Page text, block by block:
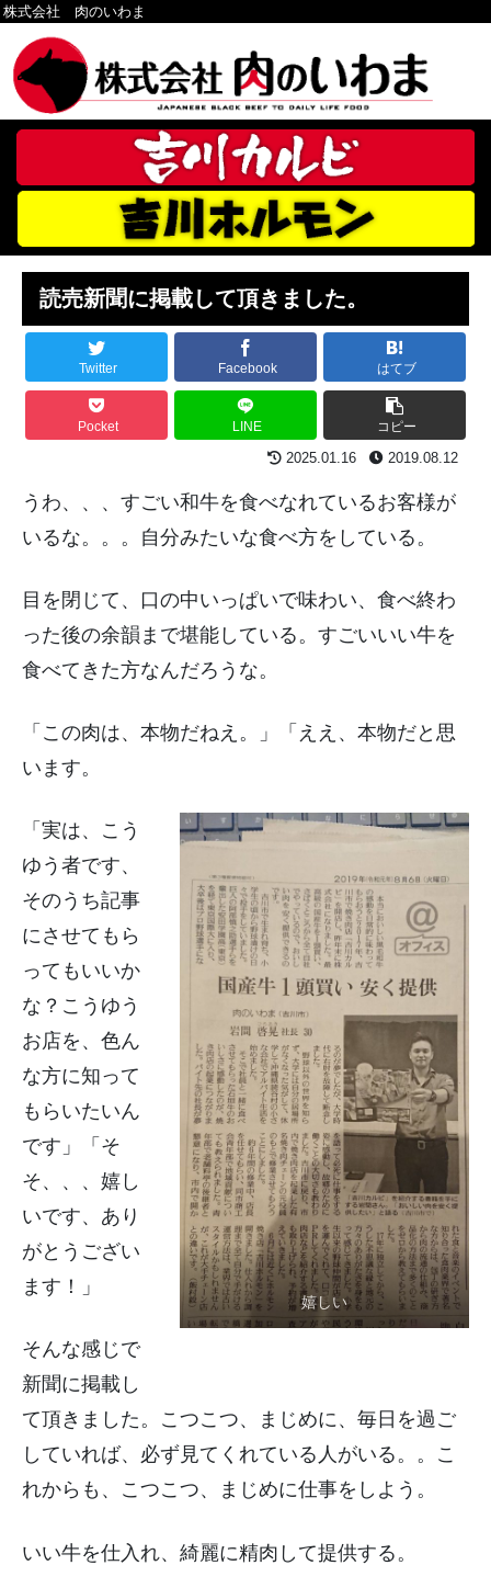
株式会社 肉のいわま
読売新聞に掲載して頂きました。
Twitter Facebook はてブ
Pocket LINE コピー
2025.01.16 2019.08.12
うわ、、、すごい和牛を食べなれているお客様が
いるな。。。自分みたいな食べ方をしている。
目を閉じて、口の中いっぱいで味わい、食べ終わ
った後の余韻まで堪能している。すごいいい牛を
食べてきた方なんだろうな。
「この肉は、本物だねえ。」「ええ、本物だと思
います。
嬉しい
「実は、こう
ゆう者です、
そのうち記事
にさせてもら
ってもいいか
な？こうゆう
お店を、色ん
な方に知って
もらいたいん
です」「そ
そ、、、嬉し
いです、あり
がとうござい
ます！」
そんな感じで
新聞に掲載し
て頂きました。こつこつ、まじめに、毎日を過ご
していれば、必ず見てくれている人がいる。。こ
れからも、こつこつ、まじめに仕事をしよう。
いい牛を仕入れ、綺麗に精肉して提供する。